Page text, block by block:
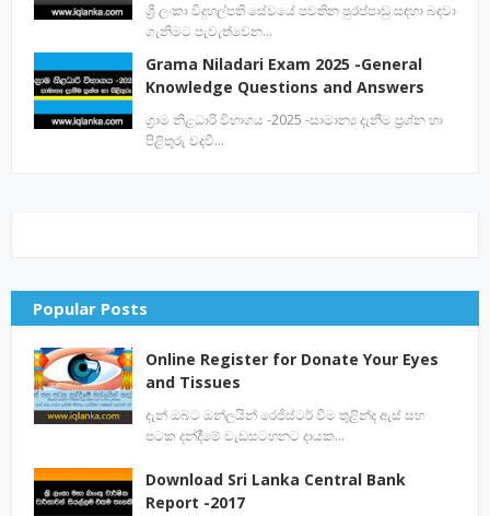
ශ්‍රී ලංකා විදුහල්පති සේවයේ පවතින පුරප්පාඩු සඳහා බඳවා
ගැනිමට පැවැත්වෙන…
Grama Niladari Exam 2025 -General
Knowledge Questions and Answers
ග්‍රාම නිළධාරි විභාගය -2025 -සාමාන්‍ය දැනීම ප්‍රශ්න හා
පිළිතුරු වදවී…
Popular Posts
Online Register for Donate Your Eyes
and Tissues
දැන් ඔබට ඔන්ලයින් රෙජිස්ටර් වීම තුළින්ද ඇස් සහ
පටක දන්දීමේ වැඩසටහනට දායක…
Download Sri Lanka Central Bank
Report -2017